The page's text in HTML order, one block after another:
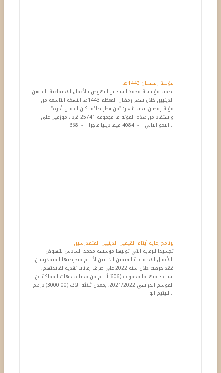
مؤنـــة رمضــــان 1443هـ
نظمت مؤسسة محمد السادس للنهوض بالأعمال الاجتماعية للقيمين
الدينيين خلال شهر رمضان المعظم 1443هـ النسخة التاسعة من
مؤنة رمضان، تحت شعار: "من فطر صائما كان له مثل أجره".
واستفاد من هذه المؤنة ما مجموعه 25741 فردا، موزعين على
النحو التالي: - 4084 قيما دينيا عاجزا. - 668...
برنامج رعاية أيتام القيمين الدينيين المتمدرسين
تجسيدا للرعاية التي توليها مؤسسة محمد السادس للنهوض
بالأعمال الاجتماعية للقيمين الدينيين لأيتام منخرطيها المتمدرسين،
فقد حرصت خلال سنة 2022 على صرف إعانات نقدية لفائدتهم،
استفاد منها ما مجموعه (606) أيتام من مختلف جهات المملكة عن
الموسم الدراسي 2021/2022، بمعدل ثلاثة آلاف (3000.00) درهم
لليتيم الو...